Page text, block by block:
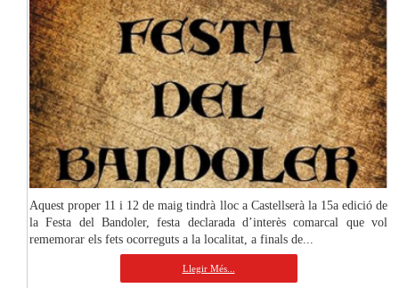
Aquest proper 11 i 12 de maig tindrà lloc a Castellserà la 15a edició de
la Festa del Bandoler, festa declarada d’interès comarcal que vol
rememorar els fets ocorreguts a la localitat, a finals de...
Llegir Més...